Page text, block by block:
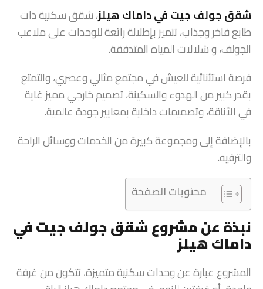
شقق جولف جيت في داماك هيلز، شقق سكنية ذات
طابع فاخر وجذاب، تتميز بإطلالة رائعة للوحدات على ملاعب
الجولف، و شلالات المياه المتدفقة.
فرصة استثنائية للعيش في مجتمع مثالي وعصري، والتمتع
بقدر كبير من الهدوء والسكينة، تصميم خارجي مميز غاية
في الأناقة، وتصميمات داخلية بمعايير جودة عالمية.
بالإضافة إلى ومجموعة كبيرة من الخدمات ووسائل الراحة
والترفيه.
محتويات الصفحة
نبذة عن مشروع شقق جولف جيت في
داماك هيلز
المشروع عبارة عن وحدات سكنية متميزة، تتكون من غرفة